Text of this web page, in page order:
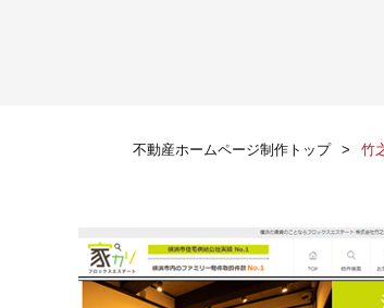
賃貸管理オーナー向け
不動産ホームページ制作トップ 竹